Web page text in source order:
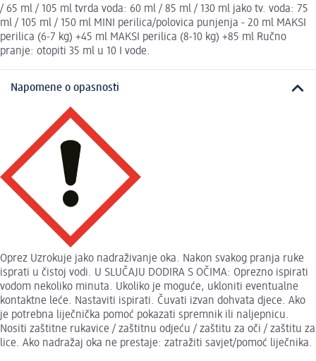
/ 65 ml / 105 ml tvrda voda: 60 ml / 85 ml / 130 ml jako tv. voda: 75
ml / 105 ml / 150 ml MINI perilica/polovica punjenja - 20 ml MAKSI
perilica (6-7 kg) +45 ml MAKSI perilica (8-10 kg) +85 ml Ručno
pranje: otopiti 35 ml u 10 I vode.
Napomene o opasnosti
Oprez Uzrokuje jako nadraživanje oka. Nakon svakog pranja ruke
isprati u čistoj vodi. U SLUČAJU DODIRA S OČIMA: Oprezno ispirati
vodom nekoliko minuta. Ukoliko je moguće, ukloniti eventualne
kontaktne leće. Nastaviti ispirati. Čuvati izvan dohvata djece. Ako
je potrebna liječnička pomoć pokazati spremnik ili naljepnicu.
Nositi zaštitne rukavice / zaštitnu odjeću / zaštitu za oči / zaštitu za
lice. Ako nadražaj oka ne prestaje: zatražiti savjet/pomoć liječnika.